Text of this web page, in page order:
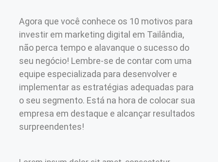
Agora que você conhece os 10 motivos para
investir em marketing digital em Tailândia,
não perca tempo e alavanque o sucesso do
seu negócio! Lembre-se de contar com uma
equipe especializada para desenvolver e
implementar as estratégias adequadas para
o seu segmento. Está na hora de colocar sua
empresa em destaque e alcançar resultados
surpreendentes!